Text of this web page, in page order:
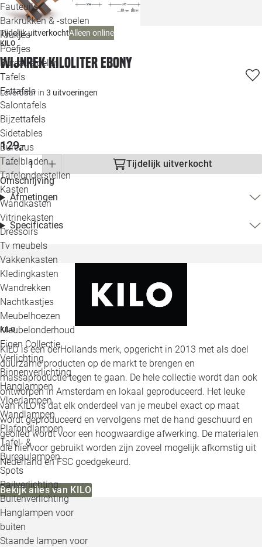
Fauteuils
Barkrukken & -stoelen
Krukjes
Poefjes
Bureaustoelen
Tafels
Eettafels
Salontafels
Bijzettafels
Sidetables
Bureaus
Tafelbladen
Tafelonderstellen
Kasten
Wandkasten
Vitrinekasten
Dressoirs
Tv meubels
Vakkenkasten
Kledingkasten
Wandrekken
Nachtkastjes
Meubelhoezen
Meubelonderhoud
Eigen Collectie
Verlichting
Binnenverlichting
Hanglampen
Vloerlampen
Wandlampen
Plafondlampen
Tafel- &
Bureaulampen
Spots
Railverlichting
Buitenverlichting
Hanglampen voor
buiten
Staande lampen voor
Tijdelijk uitverkochtAlleen online
KILO
Wijnrek KiloLiter Ebony
Leverbaar in 3 uitvoeringen
129,-
Tijdelijk uitverkocht
Omschrijving
Afmetingen
Specificaties
KILO
KILO is een oerHollands merk, opgericht in 2013 met als doel
duurzame producten op de markt te brengen en
massaproductie tegen te gaan. De hele collectie wordt dan ook
ontworpen in Amsterdam en lokaal geproduceerd. Het leuke
van KILO is dat elk onderdeel van je meubel exact op maat
wordt geproduceerd en vervolgens met de hand geschuurd en
geolied wordt voor een hoogwaardige afwerking. De materialen
die hiervoor gebruikt worden zijn zoveel mogelijk afkomstig uit
Nederland en FSC goedgekeurd.
Bekijk alles van KILO